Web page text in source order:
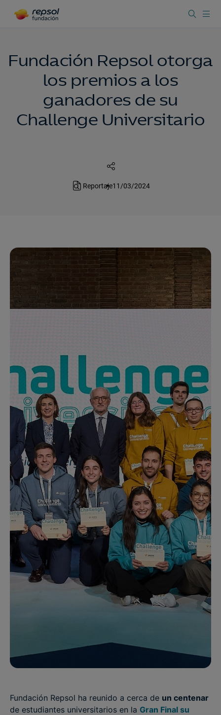
Fundación Repsol otorga
los premios a los
ganadores de su
Challenge Universitario
Reportaje11/03/2024
Fundación Repsol ha reunido a cerca de un centenar
de estudiantes universitarios en la Gran Final su